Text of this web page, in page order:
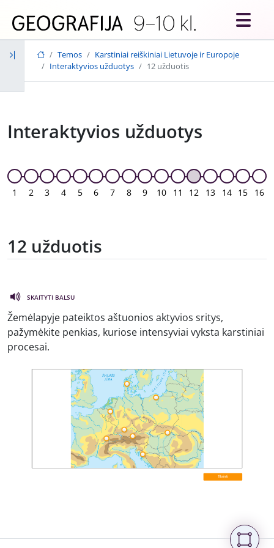
Temos
Karstiniai reiškiniai Lietuvoje ir Europoje
Interaktyvios užduotys
12 užduotis
Interaktyvios užduotys
1 2 3 4 5 6 7 8 9 10 11 12 13 14 15 16
12 užduotis
SKAITYTI BALSU
Žemėlapyje pateiktos aštuonios aktyvios sritys,
pažymėkite penkias, kuriose intensyviai vyksta karstiniai
procesai.